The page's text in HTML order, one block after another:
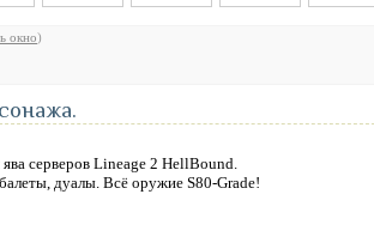
окно)
серверов Lineage 2 HellBound.
дуалы. Всё оружие S80-Grade!